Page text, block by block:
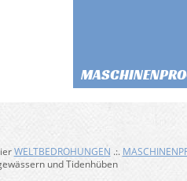
WELTBEDROHUNGEN .:.
und Tidenhüben